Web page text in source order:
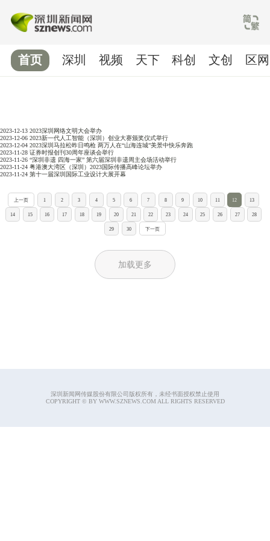
首页 深圳 视频 天下 科创 文创 区网
2023-12-13 2023深圳网络文明大会举办
2023-12-06 2023新一代人工智能（深圳）创业大赛颁奖仪式举行
2023-12-04 2023深圳马拉松昨日鸣枪 两万人在“山海连城”美景中快乐奔跑
2023-11-28 证券时报创刊30周年座谈会举行
2023-11-26 “深圳非遗 四海一家” 第六届深圳非遗周主会场活动举行
2023-11-24 粤港澳大湾区（深圳）2023国际传播高峰论坛举办
2023-11-24 第十一届深圳国际工业设计大展开幕
上一页 1 2 3 4 5 6 7 8 9 10 11 12 13
14 15 16 17 18 19 20 21 22 23 24 25 26 27 28
29 30 下一页
加载更多
深圳新闻网传媒股份有限公司版权所有，未经书面授权禁止使用
COPYRIGHT © BY WWW.SZNEWS.COM ALL RIGHTS RESERVED